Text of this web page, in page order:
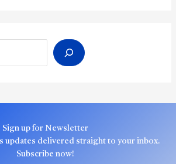
Sign up for Newsletter
updates delivered straight to your inbox.
Subscribe now!